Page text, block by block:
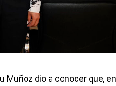
Muñoz dio a conocer que, en